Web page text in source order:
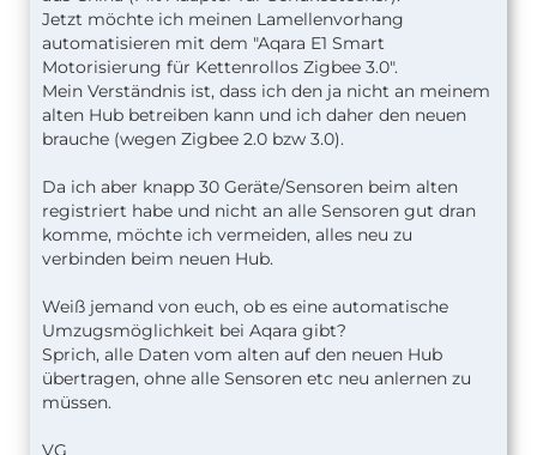
Jetzt möchte ich meinen Lamellenvorhang
automatisieren mit dem "Aqara E1 Smart
Motorisierung für Kettenrollos Zigbee 3.0".
Mein Verständnis ist, dass ich den ja nicht an meinem
alten Hub betreiben kann und ich daher den neuen
brauche (wegen Zigbee 2.0 bzw 3.0).
Da ich aber knapp 30 Geräte/Sensoren beim alten
registriert habe und nicht an alle Sensoren gut dran
komme, möchte ich vermeiden, alles neu zu
verbinden beim neuen Hub.
Weiß jemand von euch, ob es eine automatische
Umzugsmöglichkeit bei Aqara gibt?
Sprich, alle Daten vom alten auf den neuen Hub
übertragen, ohne alle Sensoren etc neu anlernen zu
müssen.
VG